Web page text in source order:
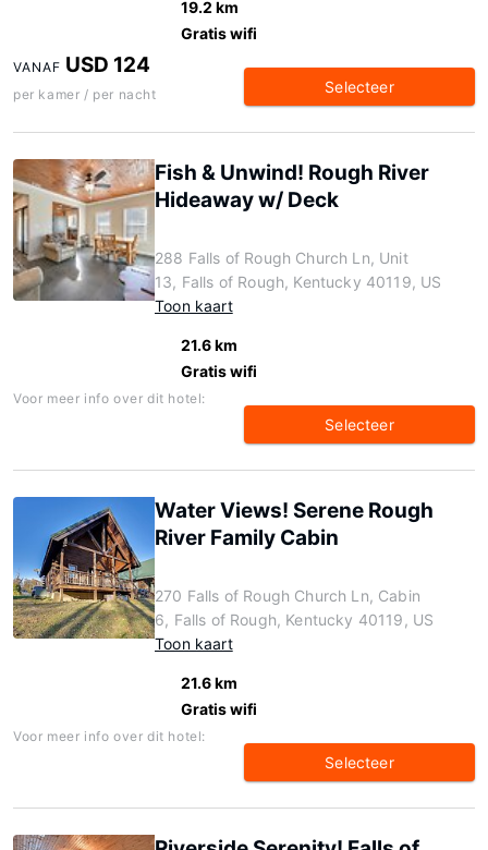
19.2 km
Gratis wifi
VANAF USD 124
per kamer / per nacht Selecteer
Fish & Unwind! Rough River
Hideaway w/ Deck
288 Falls of Rough Church Ln, Unit
13, Falls of Rough, Kentucky 40119, US
Toon kaart
21.6 km
Gratis wifi
Voor meer info over dit hotel:
Selecteer
Water Views! Serene Rough
River Family Cabin
270 Falls of Rough Church Ln, Cabin
6, Falls of Rough, Kentucky 40119, US
Toon kaart
21.6 km
Gratis wifi
Voor meer info over dit hotel:
Selecteer